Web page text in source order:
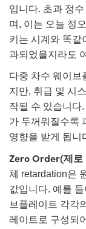
입니다. 초과 정
며, 이는 오늘 정
키는 시계와 똑같
과되었을지라도
다중 차수 웨이브
지만, 취급 및 시
작될 수 있습니다
가 두꺼워질수록
영향을 받게 됩니
Zero Order(제로
체 retardation은
값입니다. 예를 들
브플레이트 각각
레이트로 구성되